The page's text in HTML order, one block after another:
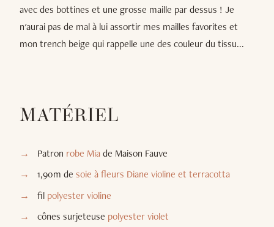
avec des bottines et une grosse maille par dessus ! Je
n'aurai pas de mal à lui assortir mes mailles favorites et
mon trench beige qui rappelle une des couleur du tissu...
MATÉRIEL
Patron robe Miade Maison Fauve
1,90m de soie à fleurs Diane violine et terracotta
fil polyester violine
cônes surjeteuse polyester violet